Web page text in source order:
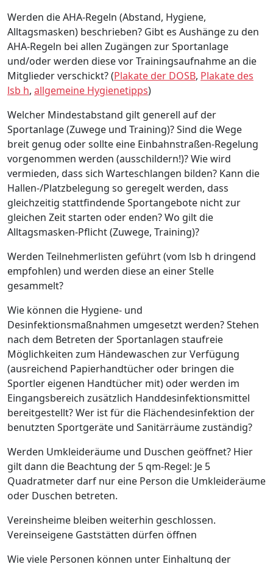
Werden die AHA-Regeln (Abstand, Hygiene,
Alltagsmasken) beschrieben? Gibt es Aushänge zu den
AHA-Regeln bei allen Zugängen zur Sportanlage
und/oder werden diese vor Trainingsaufnahme an die
Mitglieder verschickt? (Plakate der DOSB, Plakate des
lsb h, allgemeine Hygienetipps)
Welcher Mindestabstand gilt generell auf der
Sportanlage (Zuwege und Training)? Sind die Wege
breit genug oder sollte eine Einbahnstraßen-Regelung
vorgenommen werden (ausschildern!)? Wie wird
vermieden, dass sich Warteschlangen bilden? Kann die
Hallen-/Platzbelegung so geregelt werden, dass
gleichzeitig stattfindende Sportangebote nicht zur
gleichen Zeit starten oder enden? Wo gilt die
Alltagsmasken-Pflicht (Zuwege, Training)?
Werden Teilnehmerlisten geführt (vom lsb h dringend
empfohlen) und werden diese an einer Stelle
gesammelt?
Wie können die Hygiene- und
Desinfektionsmaßnahmen umgesetzt werden? Stehen
nach dem Betreten der Sportanlagen staufreie
Möglichkeiten zum Händewaschen zur Verfügung
(ausreichend Papierhandtücher oder bringen die
Sportler eigenen Handtücher mit) oder werden im
Eingangsbereich zusätzlich Handdesinfektionsmittel
bereitgestellt? Wer ist für die Flächendesinfektion der
benutzten Sportgeräte und Sanitärräume zuständig?
Werden Umkleideräume und Duschen geöffnet? Hier
gilt dann die Beachtung der 5 qm-Regel: Je 5
Quadratmeter darf nur eine Person die Umkleideräume
oder Duschen betreten.
Vereinsheime bleiben weiterhin geschlossen.
Vereinseigene Gaststätten dürfen öffnen
Wie viele Personen können unter Einhaltung der